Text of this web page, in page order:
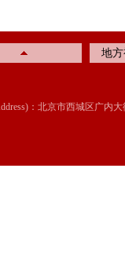
地
：北京市西城区广内大